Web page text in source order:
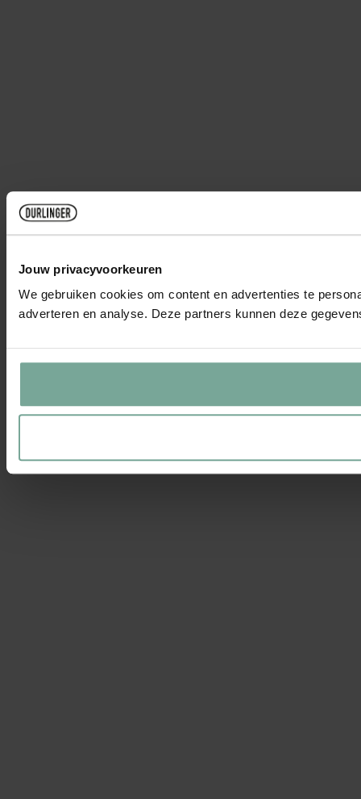
Jouw privacyvoorkeuren
We gebruiken cookies om content en advertenties te
adverteren en analyse. Deze partners kunnen deze